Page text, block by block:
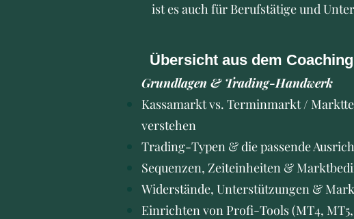
ist es auch für Berufstätige und
Übersicht aus dem Coaching
Grundlagen & Trading-Handwerk
Kassamarkt vs. Terminmarkt /
verstehen
Trading-Typen & die passende
Sequenzen, Zeiteinheiten &
Widerstände, Unterstützungen &
Einrichten von Profi-Tools (MT4,